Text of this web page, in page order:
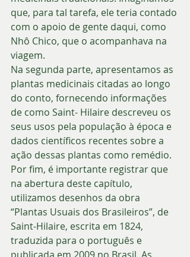
que, para tal tarefa, ele teria contado
com o apoio de gente daqui, como
Nhô Chico, que o acompanhava na
viagem.
Na segunda parte, apresentamos as
plantas medicinais citadas ao longo
do conto, fornecendo informações
de como Saint- Hilaire descreveu os
seus usos pela população à época e
dados científicos recentes sobre a
ação dessas plantas como remédio.
Por fim, é importante registrar que
na abertura deste capítulo,
utilizamos desenhos da obra
“Plantas Usuais dos Brasileiros”, de
Saint-Hilaire, escrita em 1824,
traduzida para o português e
publicada em 2009 no Brasil. As